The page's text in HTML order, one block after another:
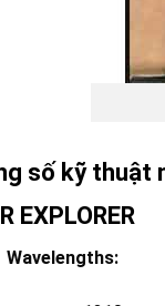
số kỹ thuật
EXPLORER
Wavelengths: